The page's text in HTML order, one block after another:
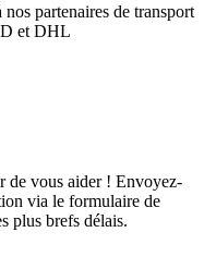
partenaires de transport
et DHL
de vous aider ! Envoyez-
via le formulaire de
plus brefs délais.